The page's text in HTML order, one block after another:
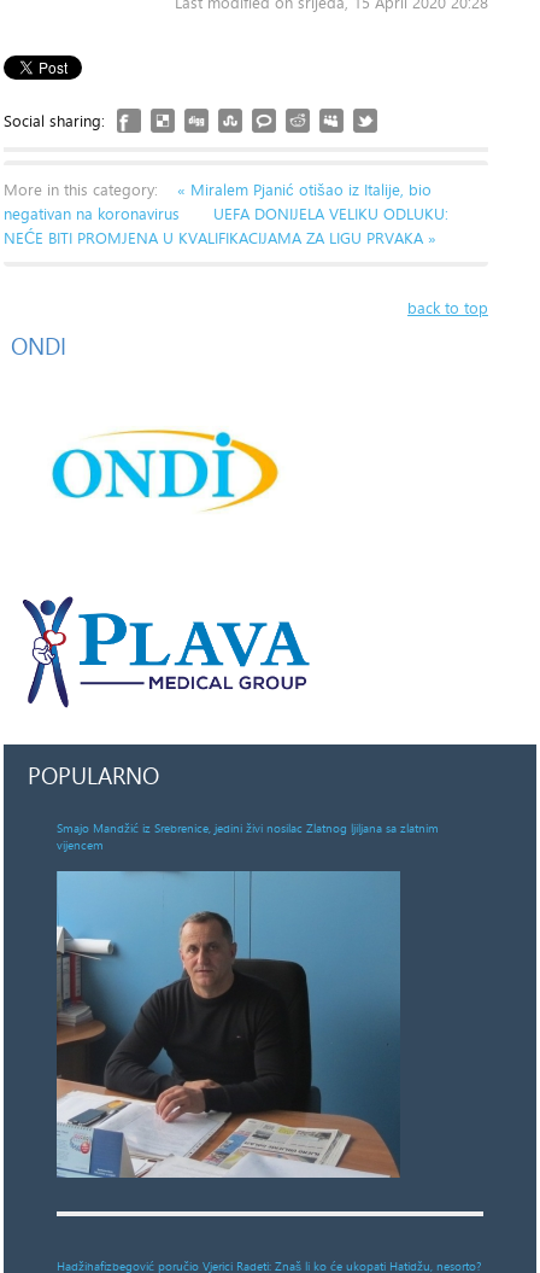
Social sharing:
More in this category:
« Miralem Pjanić otišao iz Italije, bio
negativan na koronavirus
UEFA DONIJELA VELIKU ODLUKU:
NEĆE BITI PROMJENA U KVALIFIKACIJAMA ZA LIGU PRVAKA »
back to top
ONDI
POPULARNO
Smajo Mandžić iz Srebrenice, jedini živi nosilac Zlatnog ljiljana sa zlatnim
vijencem
Hadžihafizbegović poručio Vjerici Radeti: Znaš li ko će ukopati Hatidžu, nesorto?